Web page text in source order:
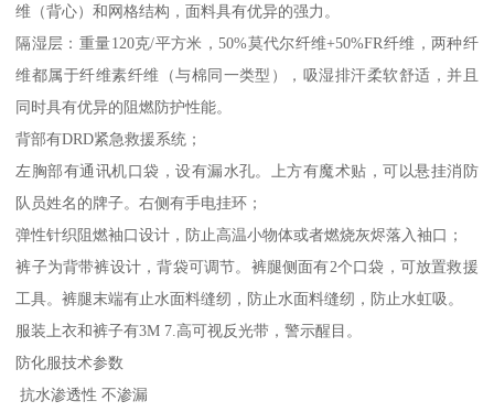
维（背心）和网格结构，面料具有优异的强力。
隔湿层：重量120克/平方米，50%莫代尔纤维+50%FR纤维，两种纤
维都属于纤维素纤维（与棉同一类型），吸湿排汗柔软舒适，并且
同时具有优异的阻燃防护性能。
背部有DRD紧急救援系统；
左胸部有通讯机口袋，设有漏水孔。上方有魔术贴，可以悬挂消防
队员姓名的牌子。右侧有手电挂环；
弹性针织阻燃袖口设计，防止高温小物体或者燃烧灰烬落入袖口；
裤子为背带裤设计，背袋可调节。裤腿侧面有2个口袋，可放置救援
工具。裤腿末端有止水面料缝纫，防止水面料缝纫，防止水虹吸。
服装上衣和裤子有3M 7.高可视反光带，警示醒目。
防化服技术参数
抗水渗透性 不渗漏